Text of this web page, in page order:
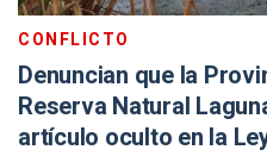
CONFLICTO
Denuncian que la
Reserva Natural
artículo oculto en la